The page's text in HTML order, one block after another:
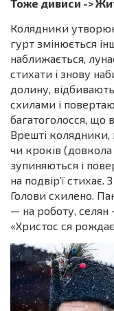
Тоже дивиси ->
Колядники
гурт змінюється
наближається,
стихати і знову
долину,
схилами і
багатоголосся,
Врешті колядники,
чи кроків (довкола
зупиняються і
на подвір’ї
Голови схилено.
— на роботу, селян
«Христос ся